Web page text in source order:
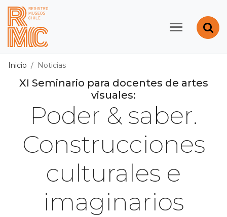
Contenido principal
Registro de Museos
Inicio Noticias
XI Seminario para docentes de artes
visuales:
Poder & saber.
Construcciones
culturales e
imaginarios